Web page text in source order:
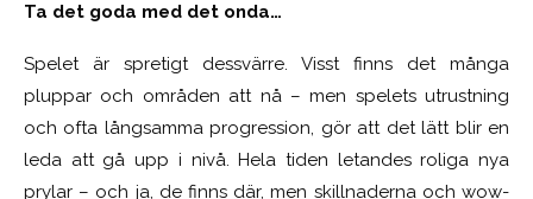
Ta det goda med det onda…
Spelet är spretigt dessvärre. Visst finns det många
pluppar och områden att nå – men spelets utrustning
och ofta långsamma progression, gör att det lätt blir en
leda att gå upp i nivå. Hela tiden letandes roliga nya
prylar – och ja, de finns där, men skillnaderna och wow-